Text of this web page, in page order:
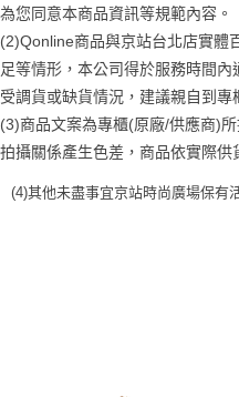
易，需依本服務之必要範圍內提供
權轉讓予恩沛科技股份有限公司。
２．關於個人資料處理事宜，請瀏
https://aftee.tw/terms/#terms3
３．未成年的使用者請事先徵得法
任。
４．使用「AFTEE先享後付」時，
請求用戶進行身份認證。
為您同意本商品資訊等規範內容。
(2)Qonline商品與京站台北店實體
足等情形，本公司得於服務時間
受調貨或缺貨情況，建議親自到專
(3)商品文案為專櫃(原廠/供應商)
拍攝關係產生色差，商品依實際供
(4)其他未盡事宜京站時尚廣場保有